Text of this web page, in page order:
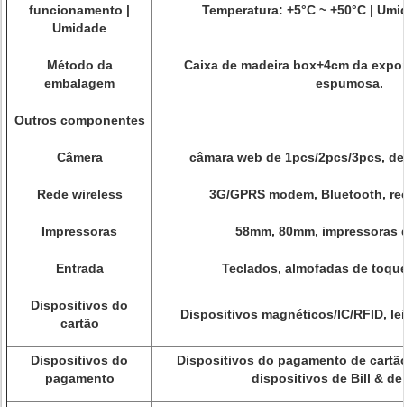
funcionamento |
Umidade
Temperatura: +5°C ~ +50°C |
Método da
embalagem
Caixa de madeira box+4cm da
espumosa.
Outros componentes
Câmera câmara web de 1pcs/2pcs/3pcs,
Rede wireless 3G/GPRS modem, Bluetooth,
Impressoras 58mm, 80mm,
Entrada Teclados, almofadas de
Dispositivos do
cartão
Dispositivos magnéticos/IC/RFID,
Dispositivos do
pagamento
Dispositivos do pagamento de
dispositivos de Bill & de